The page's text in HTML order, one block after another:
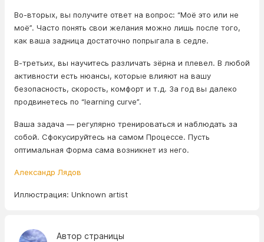
Во-вторых, вы получите ответ на вопрос: “Моё это или не
моё”. Часто понять свои желания можно лишь после того,
как ваша задница достаточно попрыгала в седле.
В-третьих, вы научитесь различать зёрна и плевел. В любой
активности есть нюансы, которые влияют на вашу
безопасность, скорость, комфорт и т.д. За год вы далеко
продвинетесь по “learning curve”.
Ваша задача — регулярно тренироваться и наблюдать за
собой. Сфокусируйтесь на самом Процессе. Пусть
оптимальная Форма сама возникнет из него.
Александр Лядов
Иллюстрация: Unknown artist
Автор страницы